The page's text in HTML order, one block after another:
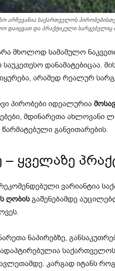
არჩევანია საქართველოს
დაიცვათ და პრაქტიკული სარგებელიც
მხოლოდ სამამულო
დანამატებიცაა.
არამედ რეალურ
პირობები იდეალურია
მდინარეთა ახლოვანი
წარმატებული განვითარების.
– ყველაზე
ვარიანტია
ღობისგაშენებამდე
ნაპირებზე,
ადაპტირებულია
კარგად იტანს